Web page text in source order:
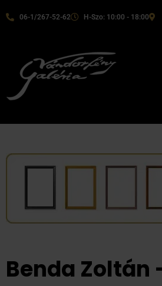
06-1/267-52-62 H-Szo: 10:00 - 18:00
Benda Zoltán